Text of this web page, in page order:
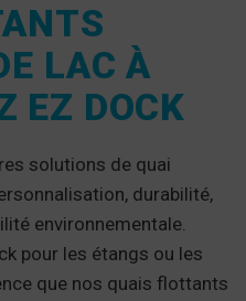
LAC À
EZ DOCK
solutions de quai
durabilité,
environnementale.
pour les étangs ou les
que nos quais flottants